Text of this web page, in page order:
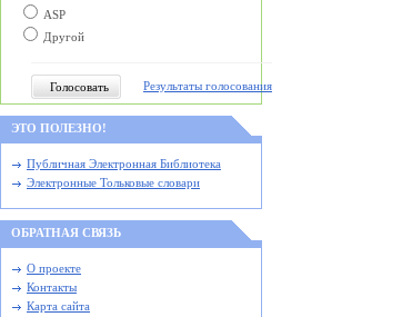
ASP
Другой
Результаты голосования
ЭТО ПОЛЕЗНО!
Публичная Электронная Библиотека
Электронные Тольковые словари
ОБРАТНАЯ СВЯЗЬ
О проекте
Контакты
Карта сайта